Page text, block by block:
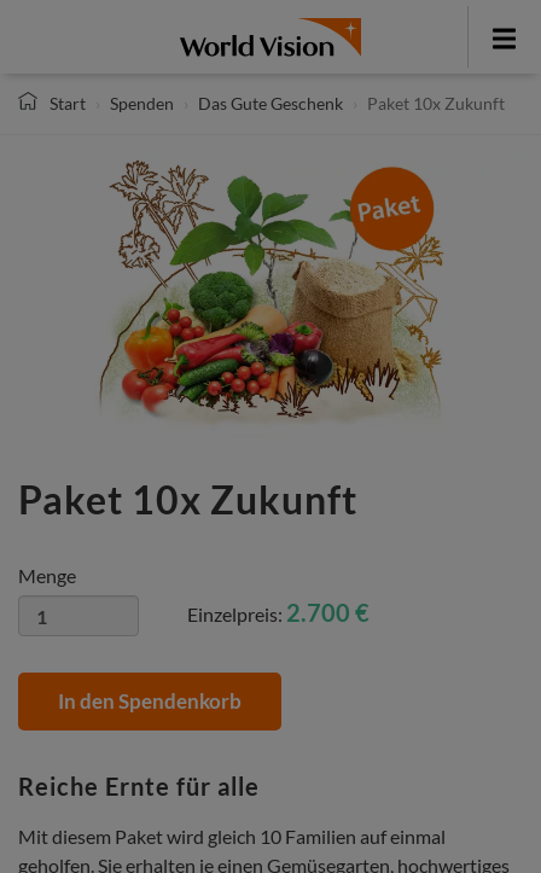
Toggle
Start
Spenden Das Gute Geschenk Paket 10x Zukunft
Paket 10x Zukunft
Einzelpreis: 2.700 €
Menge
In den Spendenkorb
Reiche Ernte für alle
Mit diesem Paket wird gleich 10 Familien auf einmal
geholfen. Sie erhalten je einen Gemüsegarten, hochwertiges